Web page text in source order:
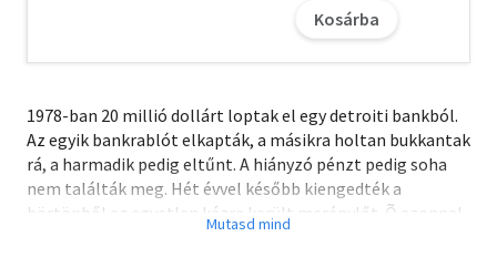
Kosárba
1978-ban 20 millió dollárt loptak el egy detroiti bankból.
Az egyik bankrablót elkapták, a másikra holtan bukkantak
rá, a harmadik pedig eltűnt. A hiányzó pénzt pedig soha
nem találták meg. Hét évvel később kiengedték a
börtönből az egyetlen kézre került merénylőt. Õ azonnal